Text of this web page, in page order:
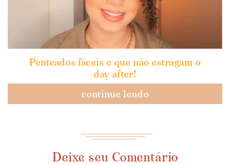
Penteados fáceis e que não estragam o
day after!
continue lendo
Deixe seu Comentário